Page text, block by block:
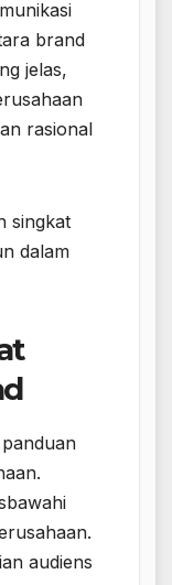
brand
jelas,
rasional
singkat
dalam
audiens